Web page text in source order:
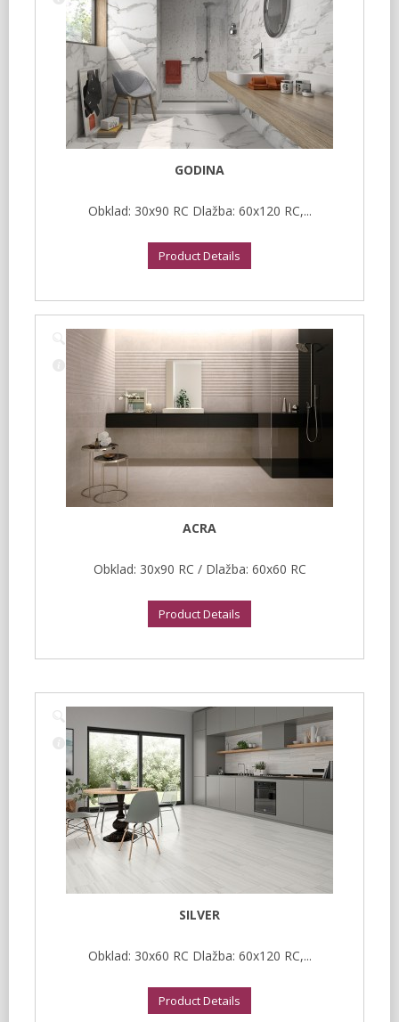
GODINA
Obklad: 30x90 RC Dlažba: 60x120 RC,...
Product Details
ACRA
Obklad: 30x90 RC / Dlažba: 60x60 RC
Product Details
SILVER
Obklad: 30x60 RC Dlažba: 60x120 RC,...
Product Details